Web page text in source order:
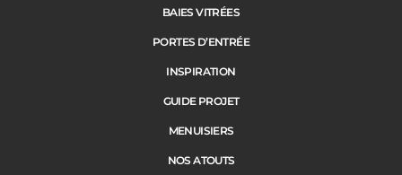
BAIES VITRÉES
PORTES D’ENTRÉE
INSPIRATION
GUIDE PROJET
MENUISIERS
NOS ATOUTS